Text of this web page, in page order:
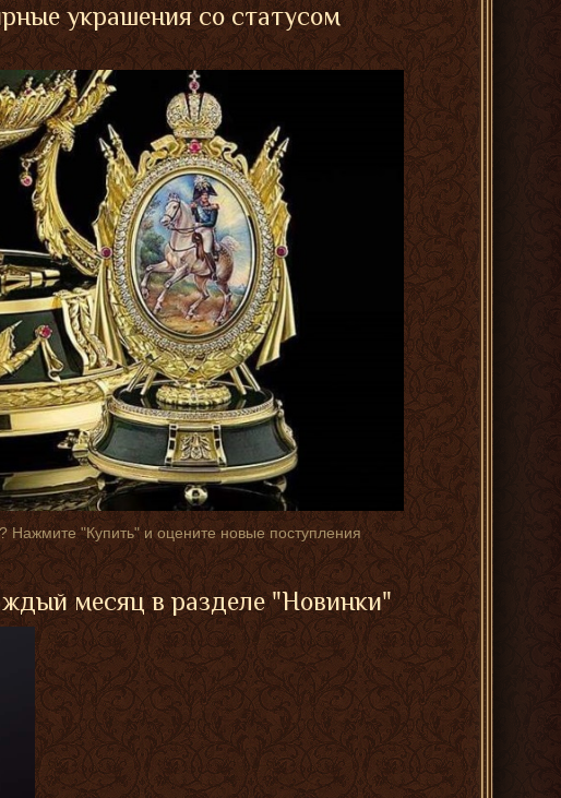
украшения со статусом
"Купить" и оцените новые поступления
месяц в разделе "Новинки"